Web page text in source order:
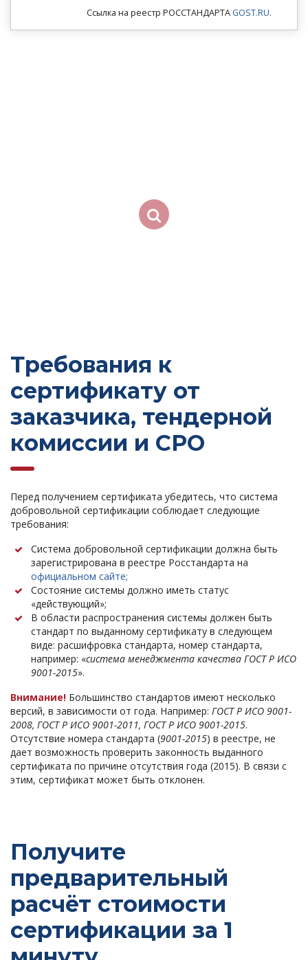
Ссылка на реестр РОССТАНДАРТА GOST.RU.
Требования к
сертификату от
заказчика, тендерной
комиссии и СРО
Перед получением сертификата убедитесь, что система
добровольной сертификации соблюдает следующие
требования:
Система добровольной сертификации должна быть
зарегистрирована в реестре Росстандарта на
официальном сайте;
Состояние системы должно иметь статус
«действующий»;
В области распространения системы должен быть
стандарт по выданному сертификату в следующем
виде: расшифровка стандарта, номер стандарта,
например: «система менеджмента качества ГОСТ Р ИСО
9001-2015».
Внимание! Большинство стандартов имеют несколько
версий, в зависимости от года. Например: ГОСТ Р ИСО 9001-
2008, ГОСТ Р ИСО 9001-2011, ГОСТ Р ИСО 9001-2015.
Отсутствие номера стандарта (9001-2015) в реестре, не
дает возможность проверить законность выданного
сертификата по причине отсутствия года (2015). В связи с
этим, сертификат может быть отклонен.
Получите
предварительный
расчёт стоимости
сертификации за 1